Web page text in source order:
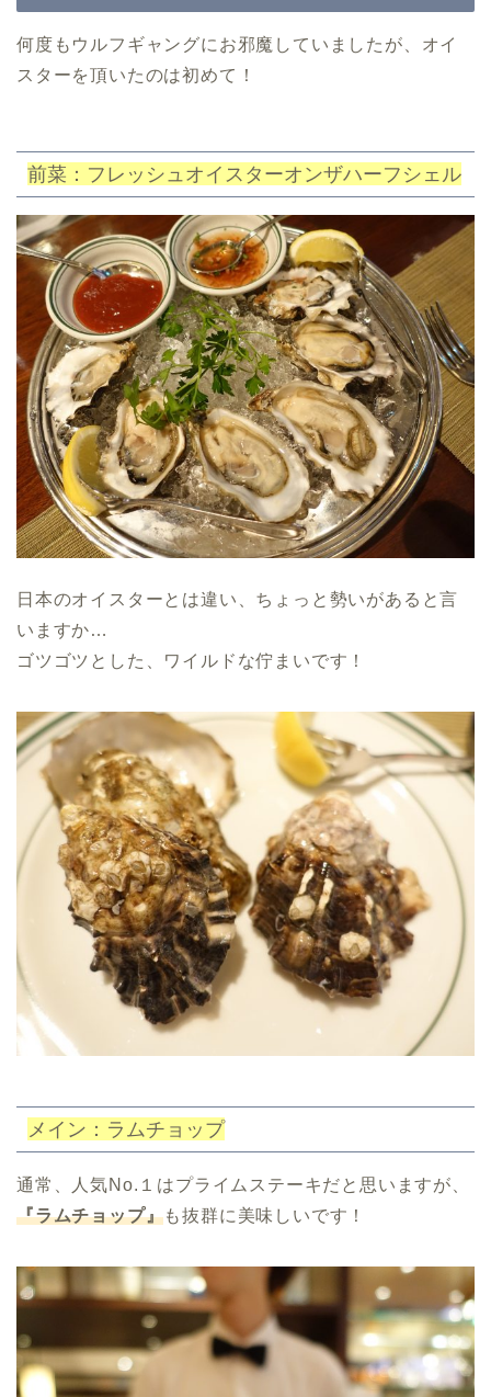
何度もウルフギャングにお邪魔していましたが、オイ
スターを頂いたのは初めて！
前菜：フレッシュオイスターオンザハーフシェル
日本のオイスターとは違い、ちょっと勢いがあると言
いますか…
ゴツゴツとした、ワイルドな佇まいです！
メイン：ラムチョップ
通常、人気No.１はプライムステーキだと思いますが、
『ラムチョップ』も抜群に美味しいです！